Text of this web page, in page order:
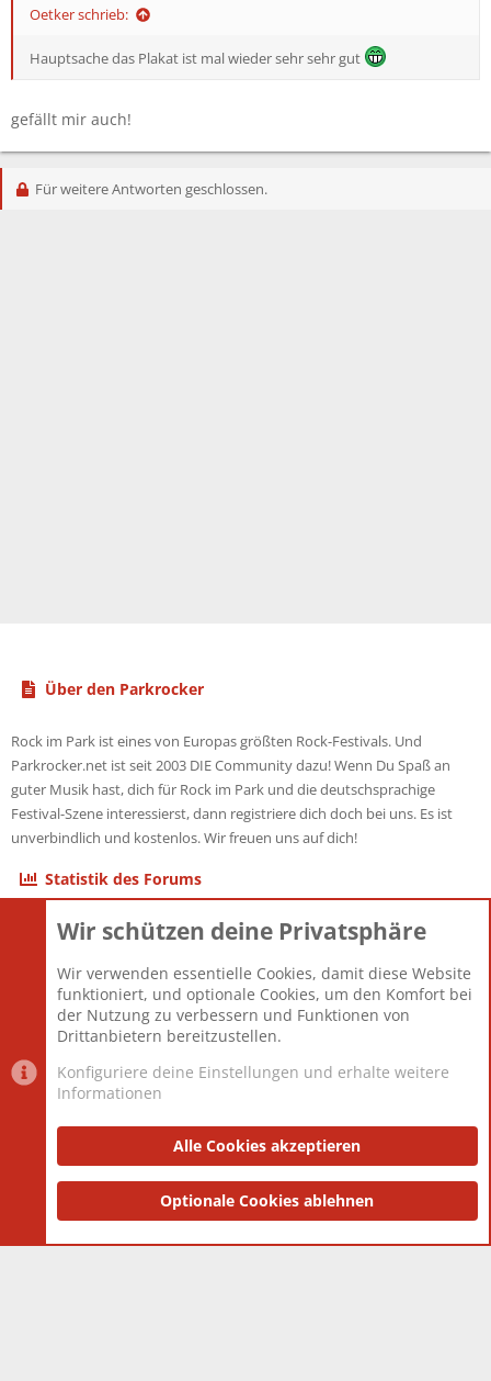
Oetker schrieb:
Hauptsache das Plakat ist mal wieder sehr sehr gut
gefällt mir auch!
Für weitere Antworten geschlossen.
Über den Parkrocker
Rock im Park ist eines von Europas größten Rock-Festivals. Und
Parkrocker.net ist seit 2003 DIE Community dazu! Wenn Du Spaß an
guter Musik hast, dich für Rock im Park und die deutschsprachige
Festival-Szene interessierst, dann registriere dich doch bei uns. Es ist
unverbindlich und kostenlos. Wir freuen uns auf dich!
Statistik des Forums
Themen
Mitglieder
12.427
Neuestes Mitglied
Berlin
Datenschutzerklärung Impressum
Community platform by XenForo® © 2010-2025 XenForo Ltd.
and add-ons by ThemeHouse
Wir schützen deine Privatsphäre
Wir verwenden essentielle Cookies, damit diese Website
funktioniert, und optionale Cookies, um den Komfort bei
der Nutzung zu verbessern und Funktionen von
Drittanbietern bereitzustellen.
Konfiguriere deine Einstellungen und erhalte weitere
Informationen
Alle Cookies akzeptieren
Optionale Cookies ablehnen